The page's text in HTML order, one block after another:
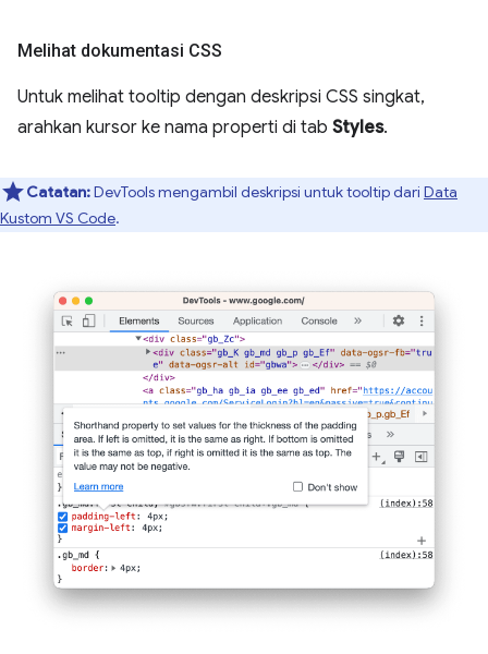
Melihat dokumentasi CSS
Untuk melihat tooltip dengan deskripsi CSS singkat,
arahkan kursor ke nama properti di tab Styles.
Catatan:DevTools mengambil deskripsi untuk tooltip dari Data
Kustom VS Code.